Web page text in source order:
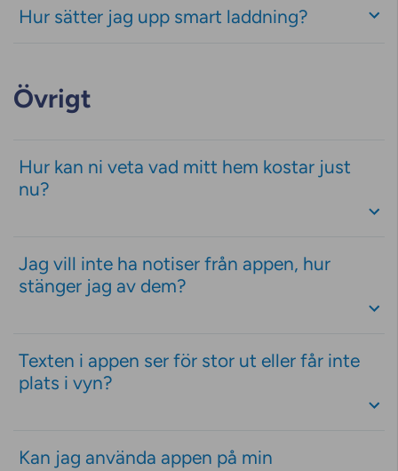
Hur sätter jag upp smart laddning?
Övrigt
Hur kan ni veta vad mitt hem kostar just
nu?
Jag vill inte ha notiser från appen, hur
stänger jag av dem?
Texten i appen ser för stor ut eller får inte
plats i vyn?
Kan jag använda appen på min